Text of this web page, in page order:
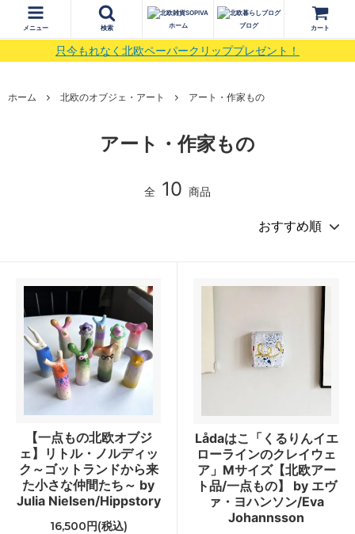
只今もれなく北欧ペーパークリッププレゼント！
メニュー 検索 ホーム ブログ カート
ホーム 北欧のオブジェ・アート アート・作家もの
アート・作家もの
全 10 商品
【一点もの北欧オブジ
ェ】リトル・ノルディッ
ク～ゴットランドから来
た小さな仲間たち～ by
Julia Nielsen/Hippstory
16,500円(税込)
Lådaはこ「くるりんイエ
ローラインのクレイウェ
ア」Mサイズ【北欧アー
ト品/一点もの】 by エヴ
ァ・ヨハンソン/Eva
Johannsson